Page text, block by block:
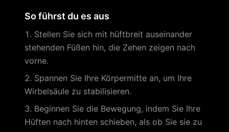
So führst du es aus
Stellen Sie sich mit hüftbreit auseinander
stehenden Füßen hin, die Zehen zeigen nach
vorne.
Spannen Sie Ihre Körpermitte an, um Ihre
Wirbelsäule zu stabilisieren.
Beginnen Sie die Bewegung, indem Sie Ihre
Hüften nach hinten schieben, als ob Sie sie zu